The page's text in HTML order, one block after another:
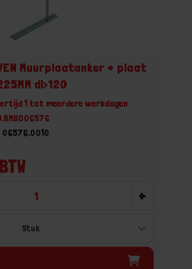
Muurplaatanker + plaat
dl>120
1 tot meerdere werkdagen
+